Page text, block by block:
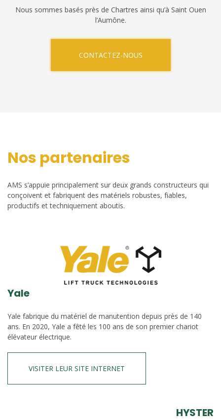
Nous sommes basés près de Chartres ainsi qu’à Saint Ouen
l’Aumône.
CONTACTEZ-NOUS
Nos partenaires
AMS s’appuie principalement sur deux grands constructeurs qui
conçoivent et fabriquent des matériels robustes, fiables,
productifs et techniquement aboutis.
Yale
Yale fabrique du matériel de manutention depuis près de 140
ans. En 2020, Yale a fêté les 100 ans de son premier chariot
élévateur électrique.
VISITER LEUR SITE INTERNET
HYSTER